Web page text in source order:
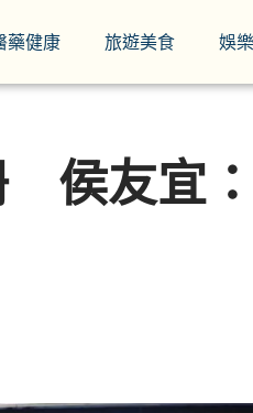
藥健康 旅遊美食 娛樂
侯友宜